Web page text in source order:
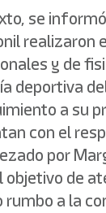
se
realizaron
y de
deportiva
a su
con el
por
objetivo de
a la